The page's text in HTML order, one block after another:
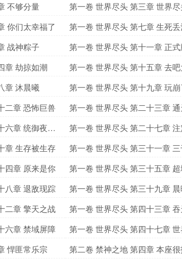
不够分量 第一卷 世界尽头 第三章 世界
你们太幸福了 第一卷 世界尽头 第七章 生死
战神粽子 第一卷 世界尽头 第十一章 正
章 劫掠如潮 第一卷 世界尽头 第十五章 去
章 沐晨曦 第一卷 世界尽头 第十九章 玩崩
二章 恐怖巨兽 第一卷 世界尽头 第二十三章
六章 统御夜魔
第一卷 世界尽头 第二十七章
章 生存被生存 第一卷 世界尽头 第三十一章
四章 原来是你 第一卷 世界尽头 第三十五章
八章 退敌现踪 第一卷 世界尽头 第三十九章
二章 擎天之战 第一卷 世界尽头 第四十三章
六章 禁域屏障
第一卷 世界尽头 第四十七章
随机概率
悍匪常乐宗 第二卷 禁神之地 第四章 本座